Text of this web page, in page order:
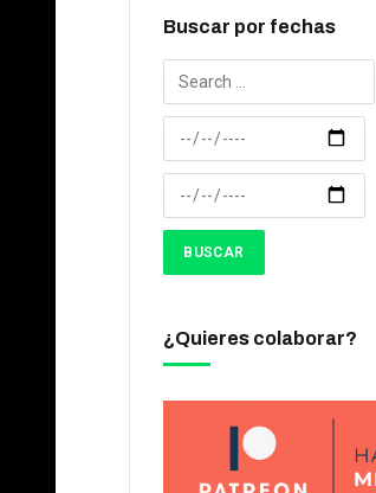
Buscar por fechas
¿Quieres colaborar?